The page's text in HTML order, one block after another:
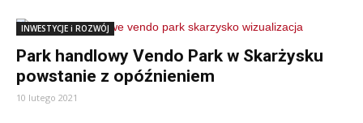
INWESTYCJE i ROZWÓJ
Park handlowy Vendo Park w Skarżysku
powstanie z opóźnieniem
10 lutego 2021